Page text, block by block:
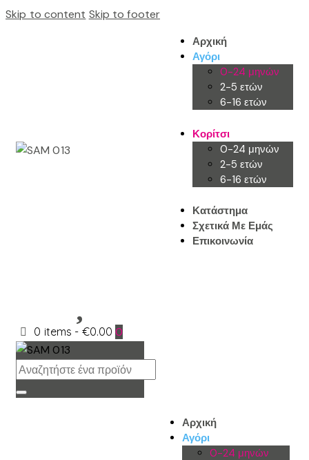
Skip to content Skip to footer
Αρχική
Αγόρι
0-24 μηνών
2-5 ετών
6-16 ετών
Κορίτσι
0-24 μηνών
2-5 ετών
6-16 ετών
Κατάστημα
Σχετικά Με Εμάς
Επικοινωνία
0 items - €0.00 0
Αρχική
Αγόρι
0-24 μηνών